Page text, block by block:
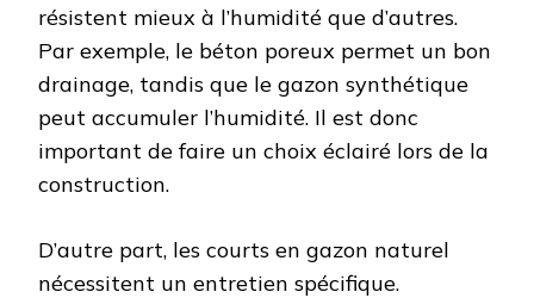
résistent mieux à l’humidité que d’autres.
Par exemple, le béton poreux permet un bon
drainage, tandis que le gazon synthétique
peut accumuler l’humidité. Il est donc
important de faire un choix éclairé lors de la
construction.
D’autre part, les courts en gazon naturel
nécessitent un entretien spécifique.